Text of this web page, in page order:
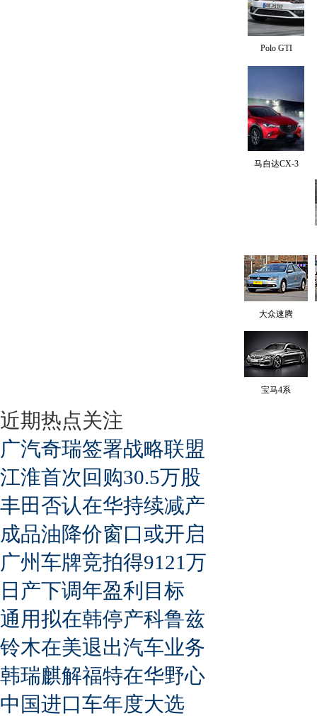
Polo GTI
马自达CX-3
大众速腾
宝马4系
近期热点关注
广汽奇瑞签署战略联盟
江淮首次回购30.5万股
丰田否认在华持续减产
成品油降价窗口或开启
广州车牌竞拍得9121万
日产下调年盈利目标
通用拟在韩停产科鲁兹
铃木在美退出汽车业务
韩瑞麒解福特在华野心
中国进口车年度大选